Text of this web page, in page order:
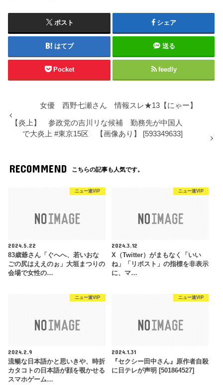
ポスト シェア
はてブ 送る
Pocket feedly
女優 西野七瀬さん 情報スレ★13【にゃー】
【炎上】 参政党の吉川リな候補 勤務先が中国人
で大炎上 #東京15区 【画像あり】 [593349633]
RECOMMEND こちらの記事も人気です。
ニュー速VIP
2024.5.22
83歳爺さん「ぐへへ、若いおな
ごの尻はええのぉ」大垣まつりの
会場で女性の…
ニュー速VIP
2024.3.12
X（Twitter）がまもなく「いい
ね」「リポスト」の指標を非表示
に、マ…
ニュー速VIP
2024.2.9
流暢な日本語かと思いきや、時折
カタコトの日本語が顔を覗かせる
スマホゲーム…
ニュー速VIP
2024.1.31
『セクシー田中さん』原作者自殺
に日テレが声明 [501864527]